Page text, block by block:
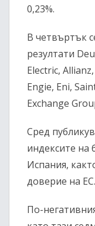
0,23%.
В четвъртък
резултати
Electric,
Engie, Eni,
Exchange
Сред
индексите на
Испания,
доверие на ЕС.
По-